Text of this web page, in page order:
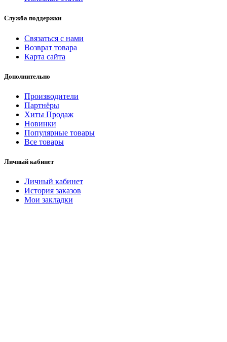
Служба поддержки
Связаться с нами
Возврат товара
Карта сайта
Дополнительно
Производители
Партнёры
Хиты Продаж
Новинки
Популярные товары
Все товары
Личный кабинет
Личный кабинет
История заказов
Мои закладки